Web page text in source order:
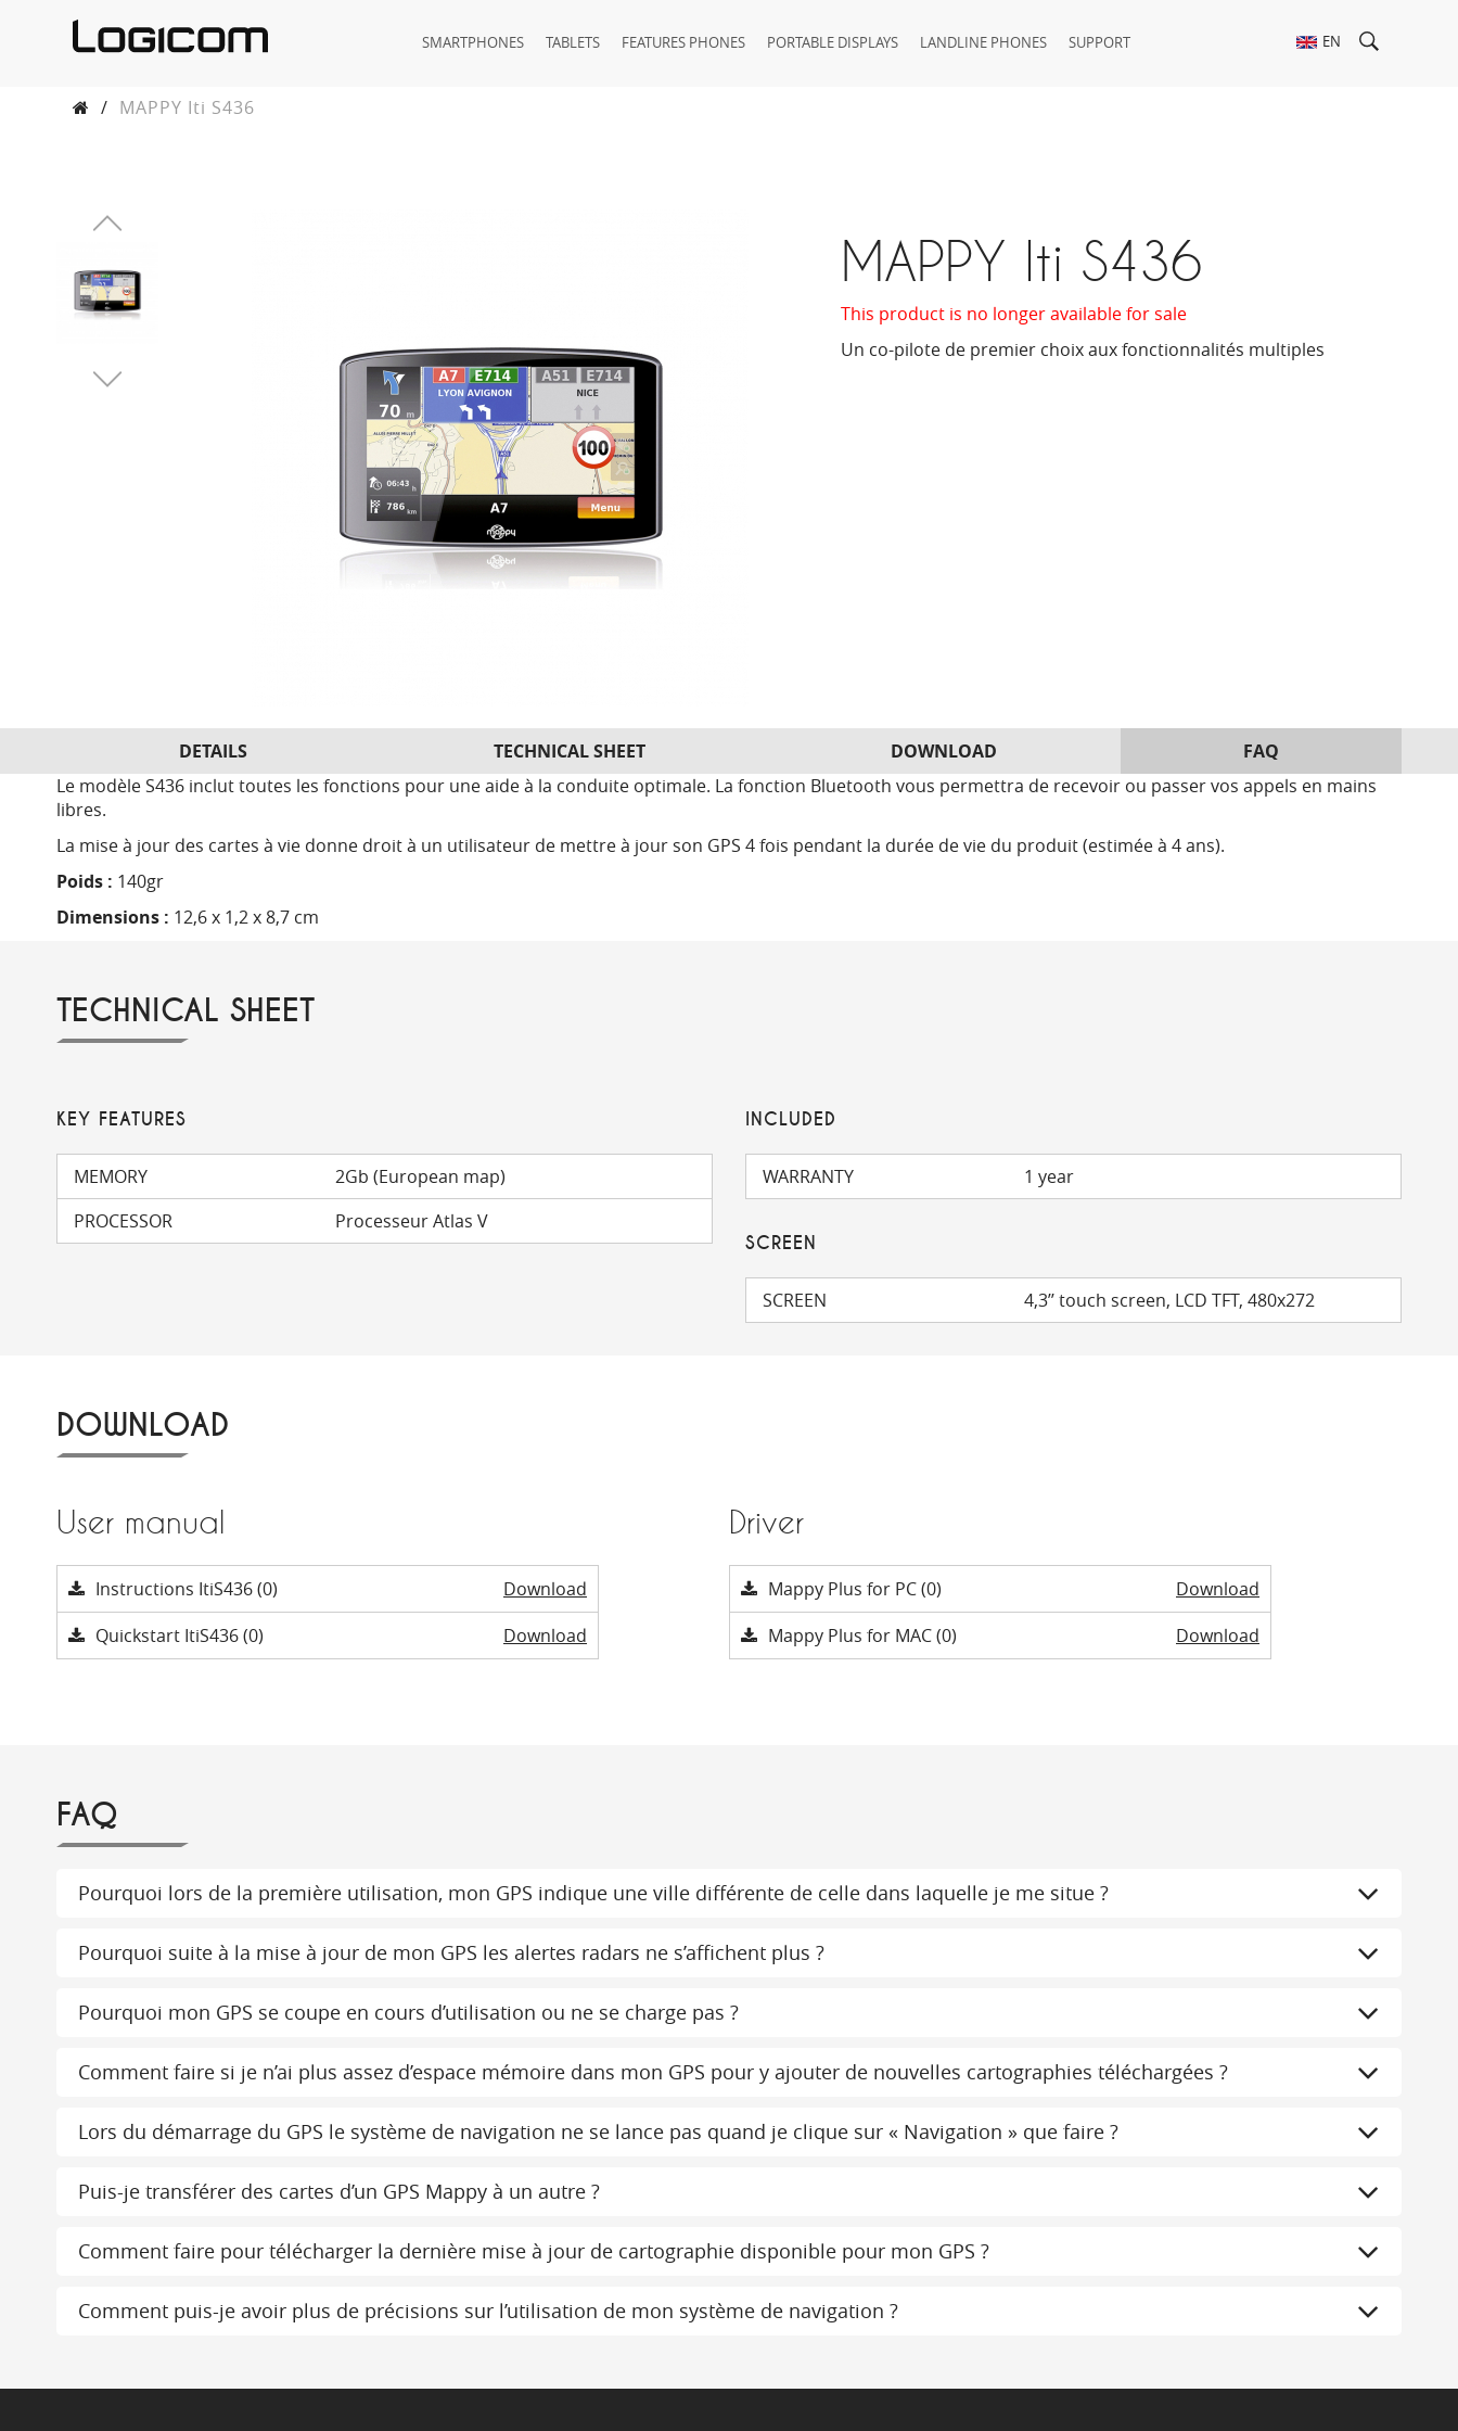
SMARTPHONES TABLETS FEATURES PHONES PORTABLE DISPLAYS LANDLINE PHONES SUPPORT EN
/ MAPPY Iti S436
MAPPY Iti S436
This product is no longer available for sale
Un co-pilote de premier choix aux fonctionnalités multiples
DETAILS TECHNICAL SHEET DOWNLOAD
FAQ
Le modèle S436 inclut toutes les fonctions pour une aide à la conduite optimale. La fonction Bluetooth vous permettra de recevoir ou passer vos appels en mains
libres.
La mise à jour des cartes à vie donne droit à un utilisateur de mettre à jour son GPS 4 fois pendant la durée de vie du produit (estimée à 4 ans).
Poids : 140gr
Dimensions : 12,6 x 1,2 x 8,7 cm
TECHNICAL SHEET
KEY FEATURES
MEMORY
2Gb (European map)
PROCESSOR
Processeur Atlas V
INCLUDED
WARRANTY 1 year
SCREEN
SCREEN 4,3’’ touch screen, LCD TFT, 480x272
DOWNLOAD
User manual
Instructions ItiS436 (0)
Download
Quickstart ItiS436 (0)
Download
Driver
Mappy Plus for PC (0)
Download
Mappy Plus for MAC (0)
Download
FAQ
Pourquoi lors de la première utilisation, mon GPS indique une ville différente de celle dans laquelle je me situe ?
Pourquoi suite à la mise à jour de mon GPS les alertes radars ne s’affichent plus ?
Pourquoi mon GPS se coupe en cours d’utilisation ou ne se charge pas ?
Comment faire si je n’ai plus assez d’espace mémoire dans mon GPS pour y ajouter de nouvelles cartographies téléchargées ?
Lors du démarrage du GPS le système de navigation ne se lance pas quand je clique sur « Navigation » que faire ?
Puis-je transférer des cartes d’un GPS Mappy à un autre ?
Comment faire pour télécharger la dernière mise à jour de cartographie disponible pour mon GPS ?
Comment puis-je avoir plus de précisions sur l’utilisation de mon système de navigation ?